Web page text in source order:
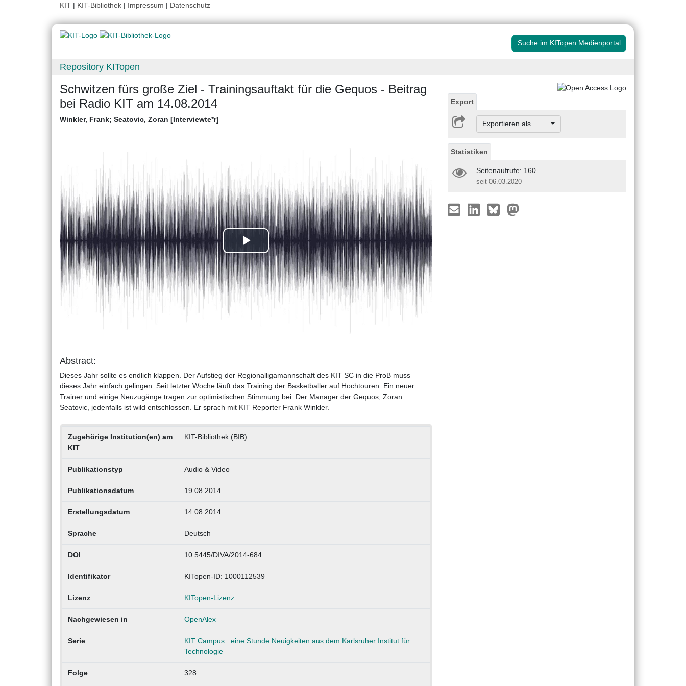
KIT | KIT-Bibliothek | Impressum | Datenschutz
Suche im KITopen Medienportal
Repository KITopen
Schwitzen fürs große Ziel - Trainingsauftakt für die Gequos - Beitrag
bei Radio KIT am 14.08.2014
Winkler, Frank; Seatovic, Zoran [Interviewte*r]
Play
Video
Abstract:
Dieses Jahr sollte es endlich klappen. Der Aufstieg der Regionalligamannschaft des KIT SC in die ProB muss
dieses Jahr einfach gelingen. Seit letzter Woche läuft das Training der Basketballer auf Hochtouren. Ein neuer
Trainer und einige Neuzugänge tragen zur optimistischen Stimmung bei. Der Manager der Gequos, Zoran
Seatovic, jedenfalls ist wild entschlossen. Er sprach mit KIT Reporter Frank Winkler.
Zugehörige Institution(en) am
KIT
KIT-Bibliothek (BIB)
Publikationstyp Audio & Video
Publikationsdatum 19.08.2014
Erstellungsdatum 14.08.2014
Sprache Deutsch
DOI 10.5445/DIVA/2014-684
Identifikator KITopen-ID: 1000112539
Lizenz KITopen-Lizenz
Nachgewiesen in OpenAlex
Serie
KIT Campus : eine Stunde Neuigkeiten aus dem Karlsruher Institut für
Technologie
Folge 328
Export
Exportieren als ...
Statistiken
Seitenaufrufe: 160
seit 06.03.2020